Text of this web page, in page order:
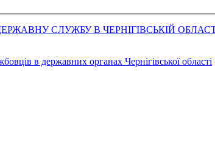
СЛУЖБУ В ЧЕРНІГІВСЬКІЙ
в державних органах Чернігівської області